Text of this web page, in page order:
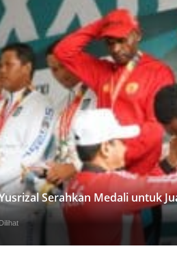
Serahkan Medali untuk